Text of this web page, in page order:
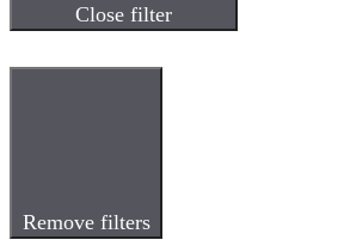
Close filter
Remove filters